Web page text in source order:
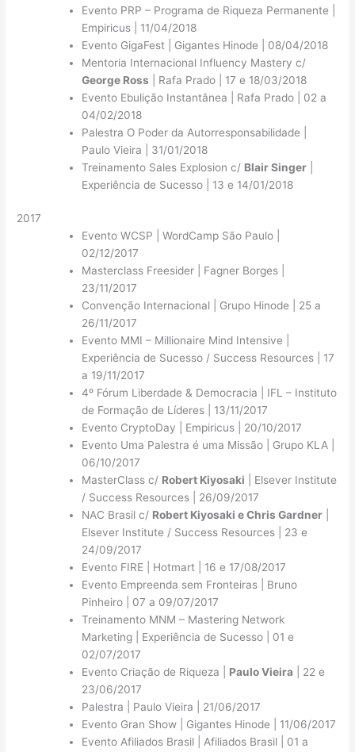
Evento PRP – Programa de Riqueza Permanente |
Empiricus | 11/04/2018
Evento GigaFest | Gigantes Hinode | 08/04/2018
Mentoria Internacional Influency Mastery c/
George Ross | Rafa Prado | 17 e 18/03/2018
Evento Ebulição Instantânea | Rafa Prado | 02 a
04/02/2018
Palestra O Poder da Autorresponsabilidade |
Paulo Vieira | 31/01/2018
Treinamento Sales Explosion c/ Blair Singer
Experiência de Sucesso | 13 e 14/01/2018
2017
Evento WCSP | WordCamp São Paulo |
02/12/2017
Masterclass Freesider | Fagner Borges |
23/11/2017
Convenção Internacional | Grupo Hinode | 25 a
26/11/2017
Evento MMI – Millionaire Mind Intensive |
Experiência de Sucesso / Success Resources | 17
a 19/11/2017
4º Fórum Liberdade & Democracia | IFL – Instituto
de Formação de Líderes | 13/11/2017
Evento CryptoDay | Empiricus | 20/10/2017
Evento Uma Palestra é uma Missão | Grupo KLA |
06/10/2017
MasterClass c/ Robert Kiyosaki | Elsever Institute
/ Success Resources | 26/09/2017
NAC Brasil c/ Robert Kiyosaki e Chris Gardner
Elsever Institute / Success Resources | 23 e
24/09/2017
Evento FIRE | Hotmart | 16 e 17/08/2017
Evento Empreenda sem Fronteiras | Bruno
Pinheiro | 07 a 09/07/2017
Treinamento MNM – Mastering Network
Marketing | Experiência de Sucesso | 01 e
02/07/2017
Evento Criação de Riqueza | Paulo Vieira | 22 e
23/06/2017
Palestra | Paulo Vieira | 21/06/2017
Evento Gran Show | Gigantes Hinode | 11/06/2017
Evento Afiliados Brasil | Afiliados Brasil | 01 a